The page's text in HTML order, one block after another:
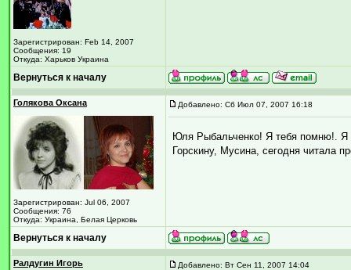
Зарегистрирован: Feb 14, 2007
Сообщения: 19
Откуда: Харьков Украина
Вернуться к началу
Голякова Оксана
Зарегистрирован: Jul 06, 2007
Сообщения: 76
Откуда: Украина, Белая Церковь
Добавлено: Сб Июл 07, 2007 16:18
Юля Рыбальченко! Я тебя помню!. Я
Горскину, Мусина, сегодня читала
Вернуться к началу
Ралдугин Игорь Добавлено: Вт Сен 11, 2007 14:04